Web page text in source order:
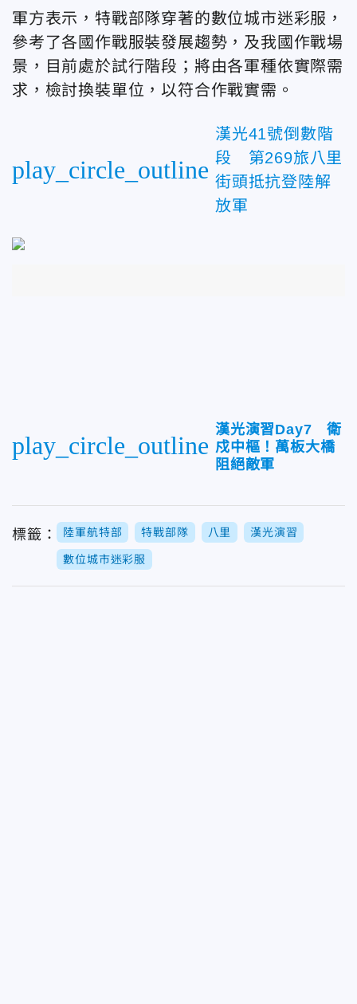
軍方表示，特戰部隊穿著的數位城市迷彩服，
參考了各國作戰服裝發展趨勢，及我國作戰場
景，目前處於試行階段；將由各軍種依實際需
求，檢討換裝單位，以符合作戰實需。
play_circle_outline
漢光41號倒數階
段 第269旅八里
街頭抵抗登陸解
放軍
play_circle_outline
漢光演習Day7 衛
戍中樞！萬板大橋
阻絕敵軍
標籤： 陸軍航特部 特戰部隊 八里 漢光演習
數位城市迷彩服